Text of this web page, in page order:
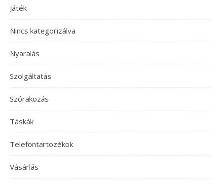
Játék
Nincs kategorizálva
Nyaralás
Szolgáltatás
Szórakozás
Táskák
Telefontartozékok
Vásárlás